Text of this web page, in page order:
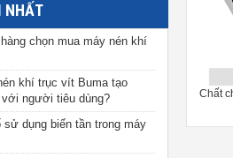
NHẤT
chọn mua máy nén khí
khí trục vít Buma tạo
người tiêu dùng?
dụng biến tần trong máy
Chất chống trơn cho dây đai
Nabakem BD-3
Chất